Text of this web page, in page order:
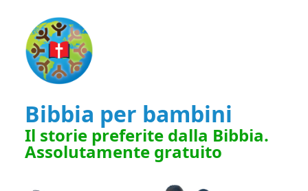
Bibbia per bambini
Il storie preferite dalla Bibbia.
Assolutamente gratuito